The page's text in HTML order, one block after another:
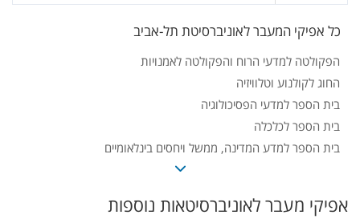
כל אפיקי המעבר לאוניברסיטת תל-אביב
הפקולטה למדעי הרוח והפקולטה לאמנויות
החוג לקולנוע וטלוויזיה
בית הספר למדעי הפסיכולוגיה
בית הספר לכלכלה
בית הספר למדע המדינה, ממשל ויחסים בינלאומיים
הפקולטה למדעי החיים
אפיקי מעבר לאוניברסיטאות נוספות